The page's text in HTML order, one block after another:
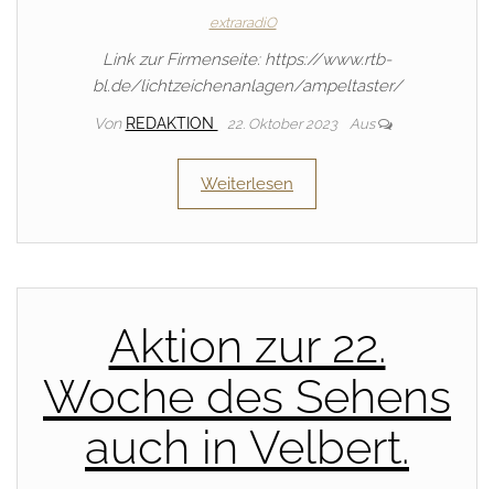
extraradiO
Link zur Firmenseite: https://www.rtb-
bl.de/lichtzeichenanlagen/ampeltaster/
Von REDAKTION 22. Oktober 2023 Aus
Weiterlesen
Aktion zur 22.
Woche des Sehens
auch in Velbert.